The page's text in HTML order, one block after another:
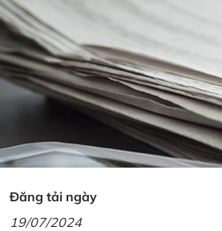
Đăng tải ngày
19/07/2024